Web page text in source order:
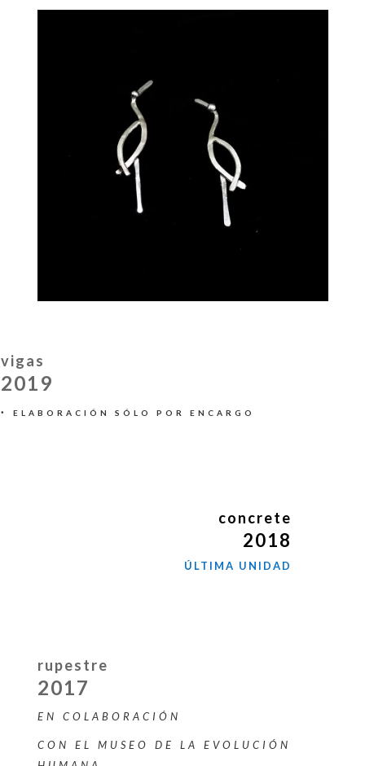
vigas
2019
· ELABORACIÓN SÓLO POR ENCARGO
concrete
2018
ÚLTIMA UNIDAD
rupestre
2017
EN COLABORACIÓN
CON EL MUSEO DE LA EVOLUCIÓN